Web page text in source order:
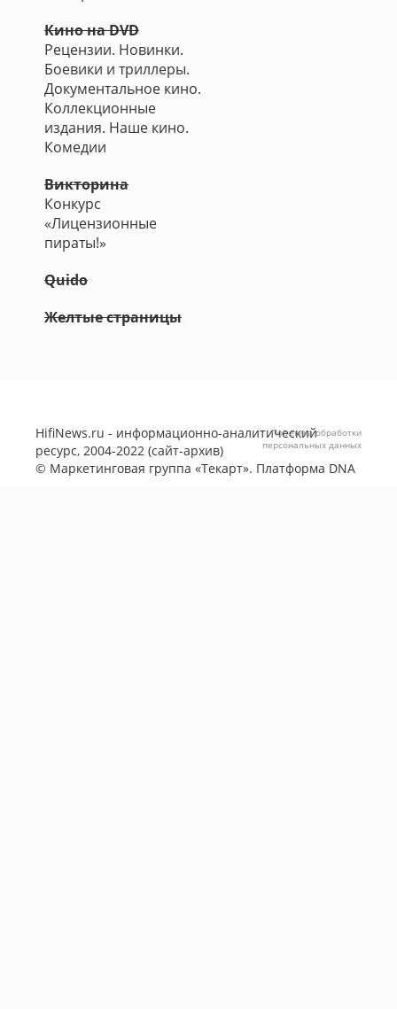
Кино на DVD
Рецензии. Новинки.
Боевики и триллеры.
Документальное кино.
Коллекционные
издания. Наше кино.
Комедии
Викторина
Конкурс
«Лицензионные
пираты!»
Quido
Желтые страницы
HifiNews.ru - информационно-аналитический
ресурс, 2004-2022 (сайт-архив)
© Маркетинговая группа «Текарт». Платформа DNA
Политика обработки
персональных данных